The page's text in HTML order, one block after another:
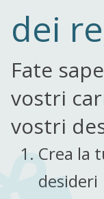
dei
Fate
vostri
vostri
Crea la
desideri